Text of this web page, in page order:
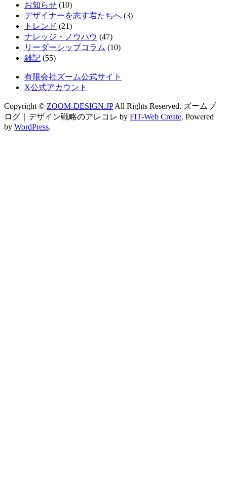
お知らせ (10)
デザイナーを志す君たちへ (3)
トレンド (21)
ナレッジ・ノウハウ (47)
リーダーシップコラム (10)
雑記 (55)
有限会社ズーム公式サイト
X公式アカウント
Copyright © ZOOM-DESIGN.JPAll Rights Reserved. ズームブ
ログ｜デザイン戦略のアレコレ by FIT-Web Create. Powered
by WordPress.